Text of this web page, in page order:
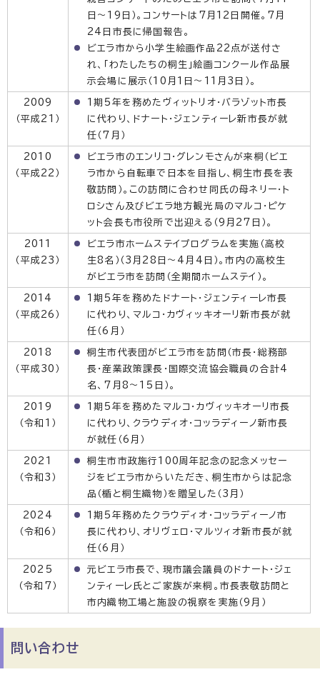
日〜19日）。コンサートは7月12日開催。7月
24日市長に帰国報告。
ビエラ市から小学生絵画作品22点が送付さ
れ、「わたしたちの桐生」絵画コンクール作品展
示会場に展示（10月1日〜11月3日）。
2009
（平成21）
1期5年を務めたヴィットリオ・バラゾット市長
に代わり、ドナート・ジェンティーレ新市長が就
任（7月）
2010
（平成22）
ビエラ市のエンリコ・グレンモさんが来桐（ビエ
ラ市から自転車で日本を目指し、桐生市長を表
敬訪問）。この訪問に合わせ同氏の母ネリー・ト
ロシさん及びビエラ地方観光局のマルコ・ピケ
ット会長も市役所で出迎える（9月27日）。
2011
（平成23）
ビエラ市ホームステイプログラムを実施（高校
生8名）（3月28日〜4月4日）。市内の高校生
がビエラ市を訪問（全期間ホームステイ）。
2014
（平成26）
1期5年を務めたドナート・ジェンティーレ市長
に代わり、マルコ・カヴィッキオーリ新市長が就
任（6月）
2018
（平成30）
桐生市代表団がビエラ市を訪問（市長・総務部
長・産業政策課長・国際交流協会職員の合計4
名、7月8〜15日）。
2019
（令和1）
1期5年を務めたマルコ・カヴィッキオーリ市長
に代わり、クラウディオ・コッラディーノ新市長
が就任（6月）
2021
（令和3）
桐生市市政施行100周年記念の記念メッセー
ジをビエラ市からいただき、桐生市からは記念
品（楯と桐生織物）を贈呈した（3月）
2024
（令和6）
1期5年務めたクラウディオ・コッラディーノ市
長に代わり、オリヴェロ・マルツィオ新市長が就
任（6月）
2025
（令和7）
元ビエラ市長で、現市議会議員のドナート・ジェ
ンティーレ氏とご家族が来桐。市長表敬訪問と
市内織物工場と施設の視察を実施（9月）
問い合わせ